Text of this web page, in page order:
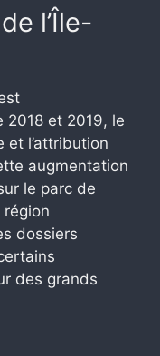
l’Île-
2018 et 2019, le
et l’attribution
augmentation
le parc de
dossiers
des grands